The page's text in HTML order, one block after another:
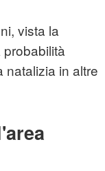
vista la
natalizia in altre